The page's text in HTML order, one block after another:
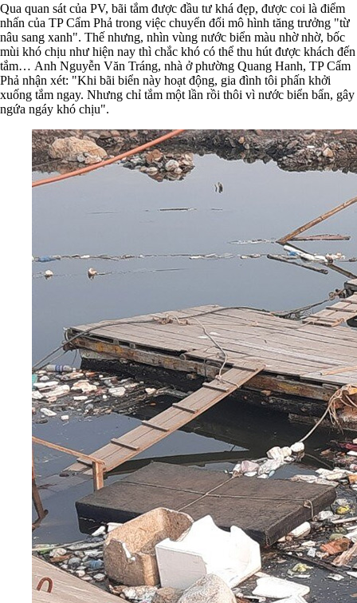
Qua quan sát của PV, bãi tắm được đầu tư khá đẹp, được coi là điểm
nhấn của TP Cẩm Phả trong việc chuyển đổi mô hình tăng trưởng "từ
nâu sang xanh". Thế nhưng, nhìn vùng nước biển màu nhờ nhờ, bốc
mùi khó chịu như hiện nay thì chắc khó có thể thu hút được khách đến
tắm… Anh Nguyễn Văn Tráng, nhà ở phường Quang Hanh, TP Cẩm
Phả nhận xét: "Khi bãi biển này hoạt động, gia đình tôi phấn khởi
xuống tắm ngay. Nhưng chỉ tắm một lần rồi thôi vì nước biển bẩn, gây
ngứa ngáy khó chịu".